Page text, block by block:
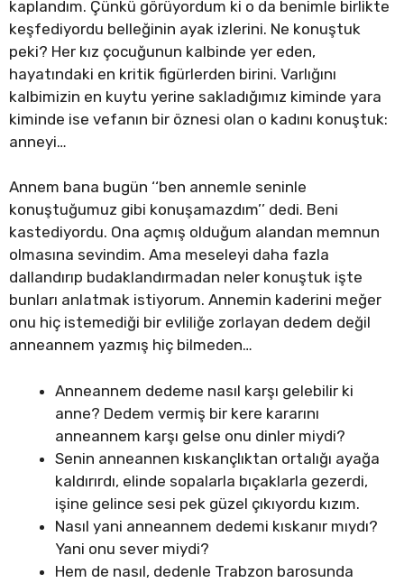
kaplandım. Çünkü görüyordum ki o da benimle birlikte
keşfediyordu belleğinin ayak izlerini. Ne konuştuk
peki? Her kız çocuğunun kalbinde yer eden,
hayatındaki en kritik figürlerden birini. Varlığını
kalbimizin en kuytu yerine sakladığımız kiminde yara
kiminde ise vefanın bir öznesi olan o kadını konuştuk:
anneyi…
Annem bana bugün ‘‘ben annemle seninle
konuştuğumuz gibi konuşamazdım’’ dedi. Beni
kastediyordu. Ona açmış olduğum alandan memnun
olmasına sevindim. Ama meseleyi daha fazla
dallandırıp budaklandırmadan neler konuştuk işte
bunları anlatmak istiyorum. Annemin kaderini meğer
onu hiç istemediği bir evliliğe zorlayan dedem değil
anneannem yazmış hiç bilmeden…
Anneannem dedeme nasıl karşı gelebilir ki
anne? Dedem vermiş bir kere kararını
anneannem karşı gelse onu dinler miydi?
Senin anneannen kıskançlıktan ortalığı ayağa
kaldırırdı, elinde sopalarla bıçaklarla gezerdi,
işine gelince sesi pek güzel çıkıyordu kızım.
Nasıl yani anneannem dedemi kıskanır mıydı?
Yani onu sever miydi?
Hem de nasıl, dedenle Trabzon barosunda